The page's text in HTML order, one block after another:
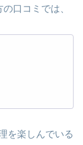
口コミでは、
を楽しんでいる